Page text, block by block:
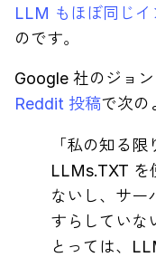
LLM もほぼ同じイ
のです。
Google 社のジョン
Reddit 投稿で次の
「私の知る
LLMs.TXT を
ないし、サー
すらしていな
とっては、